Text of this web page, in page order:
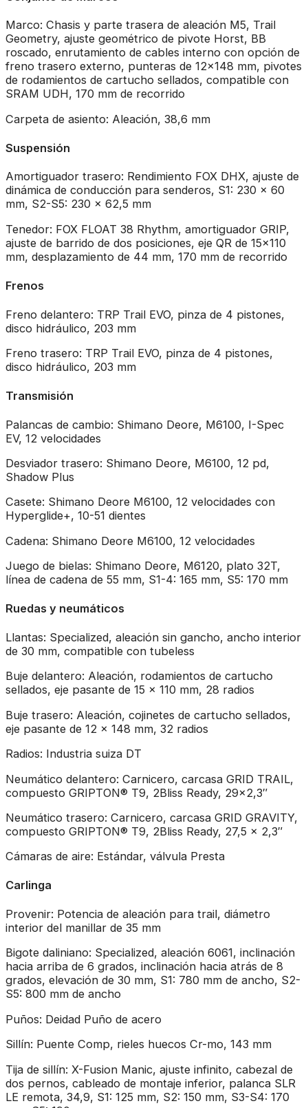
Marco: Chasis y parte trasera de aleación M5, Trail
Geometry, ajuste geométrico de pivote Horst, BB
roscado, enrutamiento de cables interno con opción de
freno trasero externo, punteras de 12×148 mm, pivotes
de rodamientos de cartucho sellados, compatible con
SRAM UDH, 170 mm de recorrido
Carpeta de asiento: Aleación, 38,6 mm
Suspensión
Amortiguador trasero: Rendimiento FOX DHX, ajuste de
dinámica de conducción para senderos, S1: 230 x 60
mm, S2-S5: 230 x 62,5 mm
Tenedor: FOX FLOAT 38 Rhythm, amortiguador GRIP,
ajuste de barrido de dos posiciones, eje QR de 15×110
mm, desplazamiento de 44 mm, 170 mm de recorrido
Frenos
Freno delantero: TRP Trail EVO, pinza de 4 pistones,
disco hidráulico, 203 mm
Freno trasero: TRP Trail EVO, pinza de 4 pistones,
disco hidráulico, 203 mm
Transmisión
Palancas de cambio: Shimano Deore, M6100, I-Spec
EV, 12 velocidades
Desviador trasero: Shimano Deore, M6100, 12 pd,
Shadow Plus
Casete: Shimano Deore M6100, 12 velocidades con
Hyperglide+, 10-51 dientes
Cadena: Shimano Deore M6100, 12 velocidades
Juego de bielas: Shimano Deore, M6120, plato 32T,
línea de cadena de 55 mm, S1-4: 165 mm, S5: 170 mm
Ruedas y neumáticos
Llantas: Specialized, aleación sin gancho, ancho interior
de 30 mm, compatible con tubeless
Buje delantero: Aleación, rodamientos de cartucho
sellados, eje pasante de 15 x 110 mm, 28 radios
Buje trasero: Aleación, cojinetes de cartucho sellados,
eje pasante de 12 x 148 mm, 32 radios
Radios: Industria suiza DT
Neumático delantero: Carnicero, carcasa GRID TRAIL,
compuesto GRIPTON® T9, 2Bliss Ready, 29×2,3″
Neumático trasero: Carnicero, carcasa GRID GRAVITY,
compuesto GRIPTON® T9, 2Bliss Ready, 27,5 x 2,3″
Cámaras de aire: Estándar, válvula Presta
Carlinga
Provenir: Potencia de aleación para trail, diámetro
interior del manillar de 35 mm
Bigote daliniano: Specialized, aleación 6061, inclinación
hacia arriba de 6 grados, inclinación hacia atrás de 8
grados, elevación de 30 mm, S1: 780 mm de ancho, S2-
S5: 800 mm de ancho
Puños: Deidad Puño de acero
Sillín: Puente Comp, rieles huecos Cr-mo, 143 mm
Tija de sillín: X-Fusion Manic, ajuste infinito, cabezal de
dos pernos, cableado de montaje inferior, palanca SLR
LE remota, 34,9, S1: 125 mm, S2: 150 mm, S3-S4: 170